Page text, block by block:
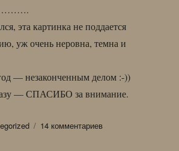
эта картинка не поддается
уж очень неровна, темна и
— незаконченным делом :-))
— СПАСИБО за внимание.
14 комментариевк